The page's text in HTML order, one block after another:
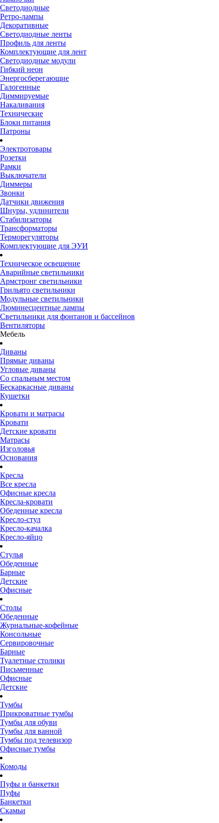
Светодиодные
Ретро-лампы
Декоративные
Светодиодные ленты
Профиль для ленты
Комплектующие для лент
Светодиодные модули
Гибкий неон
Энергосберегающие
Галогенные
Диммируемые
Накаливания
Технические
Блоки питания
Патроны
Электротовары
Розетки
Рамки
Выключатели
Диммеры
Звонки
Датчики движения
Шнуры, удлинители
Стабилизаторы
Трансформаторы
Терморегуляторы
Комплектующие для ЭУИ
Техническое освещение
Аварийные светильники
Армстронг светильники
Грильято светильники
Модульные светильники
Люминесцентные лампы
Светильники для фонтанов и бассейнов
Вентиляторы
Мебель
Диваны
Прямые диваны
Угловые диваны
Со спальным местом
Бескаркасные диваны
Кушетки
Кровати и матрасы
Кровати
Детские кровати
Матрасы
Изголовья
Основания
Кресла
Все кресла
Офисные кресла
Кресла-кровати
Обеденные кресла
Кресло-стул
Кресло-качалка
Кресло-яйцо
Стулья
Обеденные
Барные
Детские
Офисные
Столы
Обеденные
Журнальные-кофейные
Консольные
Сервировочные
Барные
Туалетные столики
Письменные
Офисные
Детские
Тумбы
Прикроватные тумбы
Тумбы для обуви
Тумбы для ванной
Тумбы под телевизор
Офисные тумбы
Комоды
Пуфы и банкетки
Пуфы
Банкетки
Скамьи